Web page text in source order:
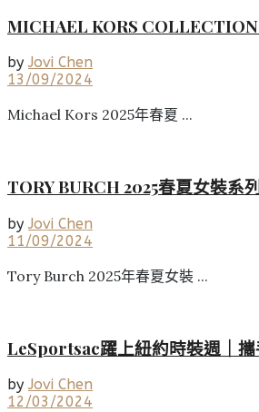
MICHAEL KORS
by Jovi Chen
13/09/2024
Michael Kors 2025年春夏 ...
TORY BURCH 2025春夏女裝系
by Jovi Chen
11/09/2024
Tory Burch 2025年春夏女裝 ...
LeSportsac躍上紐約時裝週｜
by Jovi Chen
12/03/2024